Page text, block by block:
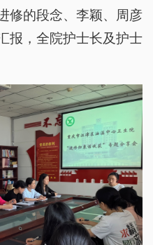
修的段念、李颖、周彦
报，全院护士长及护士